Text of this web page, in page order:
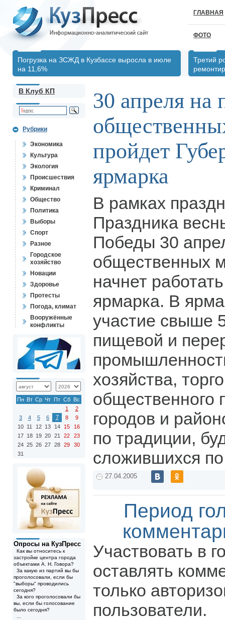
ГЛАВНАЯ
ФОТО
Погрузка на ЗСЖД в Кузбассе выросла в июле
на 11,6%
Третий
В Клуб КП
Рубрики
Экономика
Культура
Экология
Происшествия
Криминал
Общество
Политика
Выборы
Спорт
Разное
Городское
хозяйство
Новации
Здоровье
Протесты
Погода, климат
Вооружённые
конфликты
Пн Вт Ср Чт Пт Сб Вс
1
2
3
4 5 6 7 8
9
10 11 12 13 14 15
16
17 18 19 20 21 22
23
24 25 26 27 28 29
30
31
Опросы на КузПресс
Как вы относитесь к
застройке центра города
объектами А. Н. Говора?
За какую из партий вы бы
проголосовали, если бы
"выборы" проводились
сегодня?
За кого проголосовали бы
вы, если бы голосование
было сегодня?
30 апреля на
пройдет
ярмарка
В рамках
Праздника
Победы 30
общественных
начнет
ярмарка. В
участие свыше
пищевой и
хозяйства,
общественного
городов и
по традиции,
сложившихся по
27.04.2005
Период
Участвовать в
оставлять
только
пользователи.